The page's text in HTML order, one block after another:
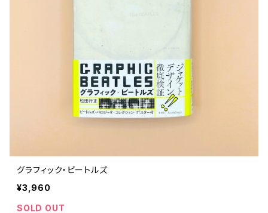
グラフィック・ビートルズ
¥3,960
SOLD OUT